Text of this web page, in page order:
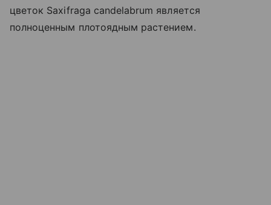
цветок Saxifraga candelabrum является
полноценным плотоядным растением.